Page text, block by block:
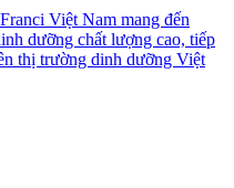
Việt Nam mang đến
dưỡng chất lượng cao, tiếp
thị trường dinh dưỡng Việt